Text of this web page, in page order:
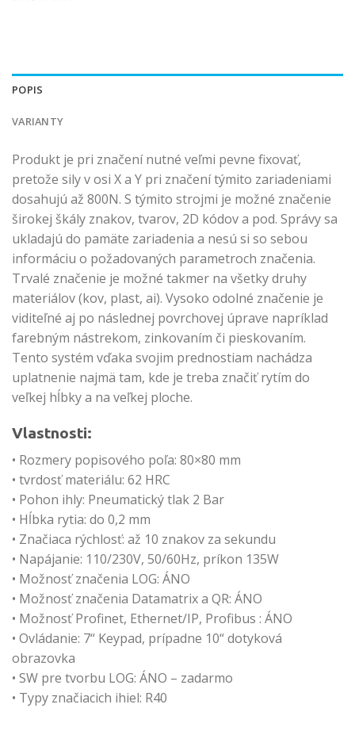
POPIS
VARIANTY
Produkt je pri značení nutné veľmi pevne fixovať,
pretože sily v osi X a Y pri značení týmito zariadeniami
dosahujú až 800N. S týmito strojmi je možné značenie
širokej škály znakov, tvarov, 2D kódov a pod. Správy sa
ukladajú do pamäte zariadenia a nesú si so sebou
informáciu o požadovaných parametroch značenia.
Trvalé značenie je možné takmer na všetky druhy
materiálov (kov, plast, ai). Vysoko odolné značenie je
viditeľné aj po následnej povrchovej úprave napríklad
farebným nástrekom, zinkovaním či pieskovaním.
Tento systém vďaka svojim prednostiam nachádza
uplatnenie najmä tam, kde je treba značiť rytím do
veľkej hĺbky a na veľkej ploche.
Vlastnosti:
• Rozmery popisového poľa: 80×80 mm
• tvrdosť materiálu: 62 HRC
• Pohon ihly: Pneumatický tlak 2 Bar
• Hĺbka rytia: do 0,2 mm
• Značiaca rýchlosť: až 10 znakov za sekundu
• Napájanie: 110/230V, 50/60Hz, príkon 135W
• Možnosť značenia LOG: ÁNO
• Možnosť značenia Datamatrix a QR: ÁNO
• Možnosť Profinet, Ethernet/IP, Profibus : ÁNO
• Ovládanie: 7“ Keypad, prípadne 10“ dotyková
obrazovka
• SW pre tvorbu LOG: ÁNO – zadarmo
• Typy značiacich ihiel: R40